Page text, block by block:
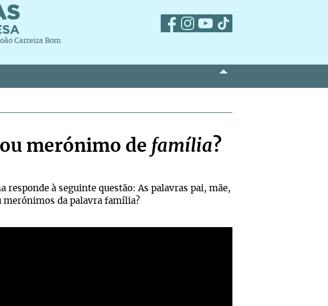
Carreira Bom
merónimo de família?
à seguinte questão: As palavras pai, mãe,
da palavra família?